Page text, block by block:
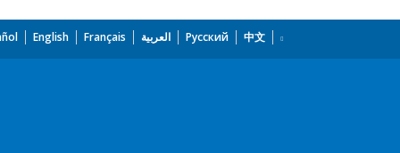
English Français العربية Русский 中文